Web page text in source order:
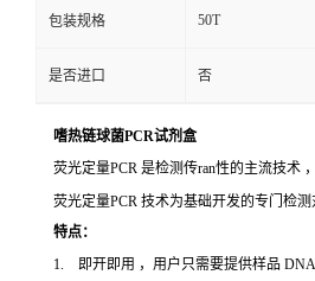
包装规格 50T
是否进口 否
嗜热链球菌PCR试剂盒
荧光定量PCR 是检测传ran性的主流技术
荧光定量PCR 技术为基础开发的专门检测
特点：
1. 即开即用 ，用户只需要提供样品 DNA